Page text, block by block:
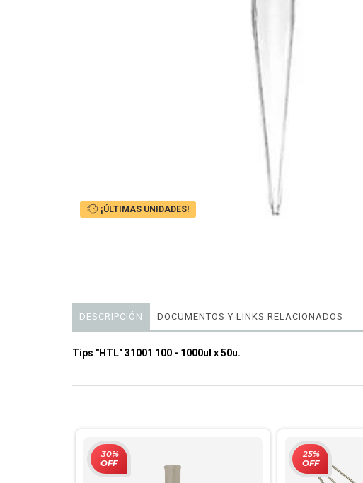
¡ÚLTIMAS UNIDADES!
DESCRIPCIÓN DOCUMENTOS Y LINKS RELACIONADOS
Tips "HTL" 31001 100 - 1000ul x 50u.
30%
OFF
25%
OFF